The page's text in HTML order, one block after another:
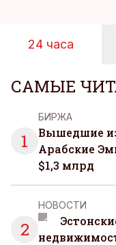
24 часа
САМЫЕ
1
БИРЖА
Вышедшие
Арабские
$1,3 млрд
2
НОВОСТИ